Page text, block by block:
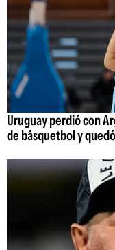
Uruguay perdió con
de básquetbol y